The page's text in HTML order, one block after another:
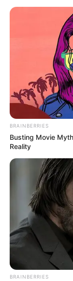
BRAINBERRIES
Busting Movie
Reality
BRAINBERRIES